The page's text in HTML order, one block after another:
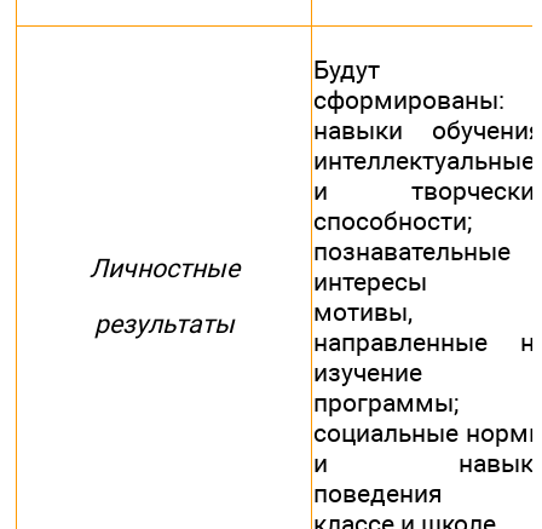
Личностные
результаты
Будут
сформированы:
навыки
интеллектуальные
и
способности;
познавательные
интересы
мотивы,
направленные
изучение
программы;
социальные
и
поведения